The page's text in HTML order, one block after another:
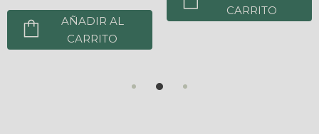
AÑADIR AL
CARRITO
CARRITO